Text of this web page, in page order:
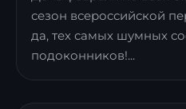
сезон всероссийской
да, тех самых шумных
подоконников!...